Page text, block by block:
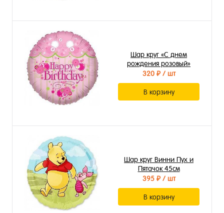
Шар круг «С днем
рождения розовый»
320 ₽/ шт
В корзину
Шар круг Винни Пух и
Пятачок 45см
395 ₽/ шт
В корзину